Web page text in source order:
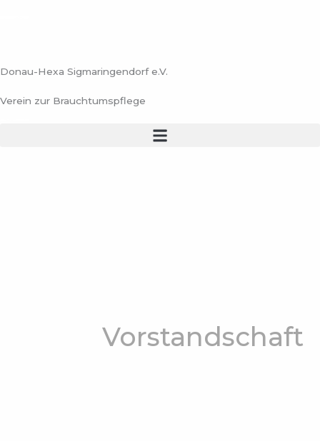
Donau-Hexa Sigmaringendorf e.V.
Verein zur Brauchtumspflege
Vorstandschaft